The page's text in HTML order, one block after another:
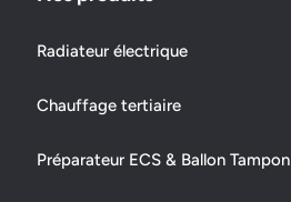
Radiateur électrique
Chauffage tertiaire
Préparateur ECS & Ballon Tampon